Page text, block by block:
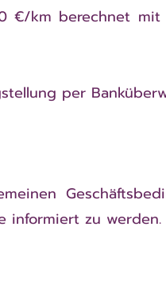
€/km berechnet
per
informiert zu werden.